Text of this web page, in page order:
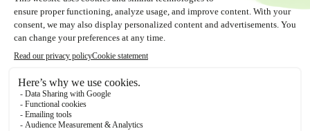
Tout savoir sur
Contact
Suivez-nous !